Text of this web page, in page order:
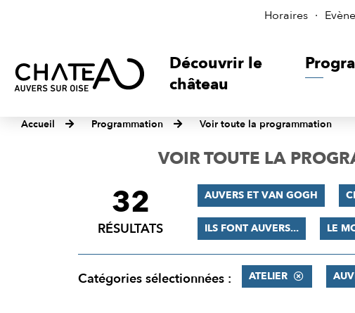
Horaires
Découvrir le
château
Accueil Programmation Voir toute la programmation
VOIR TOUTE LA
FILTRER
RÉSULTATS
32
RÉSULTATS
AUVERS ET VAN GOGH
ILS FONT AUVERS... LE
Catégories sélectionnées : ATELIER